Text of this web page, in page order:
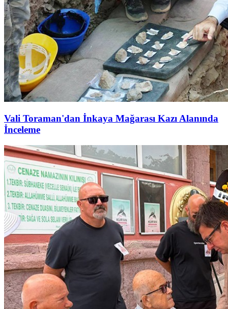
Vali Toraman'dan İnkaya Mağarası Kazı Alanında
İnceleme